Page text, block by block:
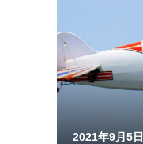
2021年9月5